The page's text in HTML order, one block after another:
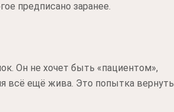
предписано заранее.
Он не хочет быть «пациентом»,
всё ещё жива. Это попытка вернуть